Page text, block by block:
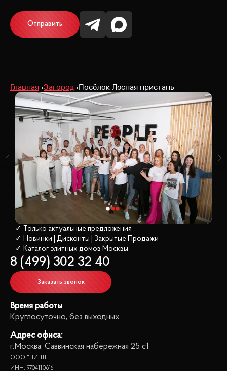
Отправить
Главная Загород Посёлок Лесная пристань
✓ Только актуальные предложения
✓ Новинки | Дисконты | Закрытые Продажи
✓ Каталог элитных домов Москвы
8 (499) 302 32 40
Заказать звонок
Время работы
Круглосуточно, без выходных
Адрес офиса:
г.Москва, Саввинская набережная 25 с1
ООО "ПИПЛ"
ИНН: 9704110616